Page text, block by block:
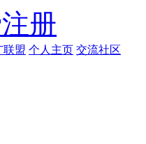
册
联盟 个人主页 交流社区